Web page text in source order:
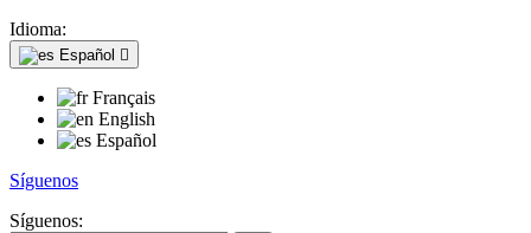
Idioma:
Español 
Français
English
Español
Síguenos
Síguenos: